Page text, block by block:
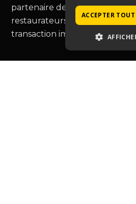
partenaire de choix pour les
restaurateurs, vous guidant
transaction immobilière.
ACCEPTER TOUT